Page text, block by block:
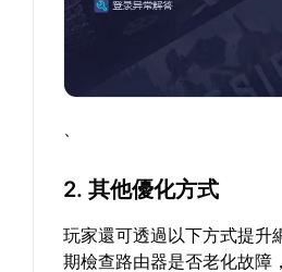
2. 其他優化方式
玩家還可透過以下方式提升
期檢查路由器是否老化故障